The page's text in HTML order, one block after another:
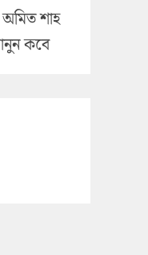
অমিত শাহ
কবে